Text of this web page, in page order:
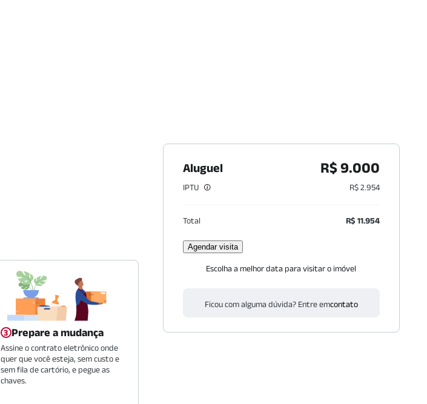
Prepare a mudança
Assine o contrato eletrônico onde
quer que você esteja, sem custo e
sem fila de cartório, e pegue as
chaves.
Aluguel R$ 9.000
IPTU R$ 2.954
Total R$ 11.954
Agendar visita
Escolha a melhor data para visitar o imóvel
Ficou com alguma dúvida? Entre emcontato